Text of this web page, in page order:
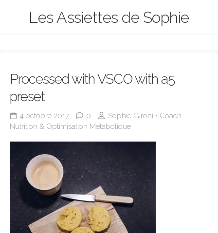
Les Assiettes de Sophie
Processed with VSCO with a5
preset
4 octobre 2017 0
Sophie Gironi • Coach
Nutrition & Optimisation Métabolique